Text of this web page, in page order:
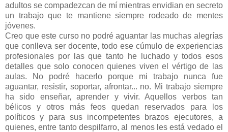
adultos se compadezcan de mí mientras envidian en secreto
un trabajo que te mantiene siempre rodeado de mentes
jóvenes.
Creo que este curso no podré aguantar las muchas alegrías
que conlleva ser docente, todo ese cúmulo de experiencias
profesionales por las que tanto he luchado y todos esos
detalles que solo conocen quienes viven el vértigo de las
aulas. No podré hacerlo porque mi trabajo nunca fue
aguantar, resistir, soportar, afrontar... no. Mi trabajo siempre
ha sido enseñar, aprender y vivir. Aquellos verbos tan
bélicos y otros más feos quedan reservados para los
políticos y para sus incompetentes brazos ejecutores, a
quienes, entre tanto despilfarro, al menos les está vedado el